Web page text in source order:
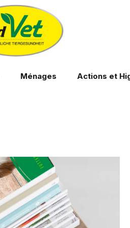
Ménages Actions et